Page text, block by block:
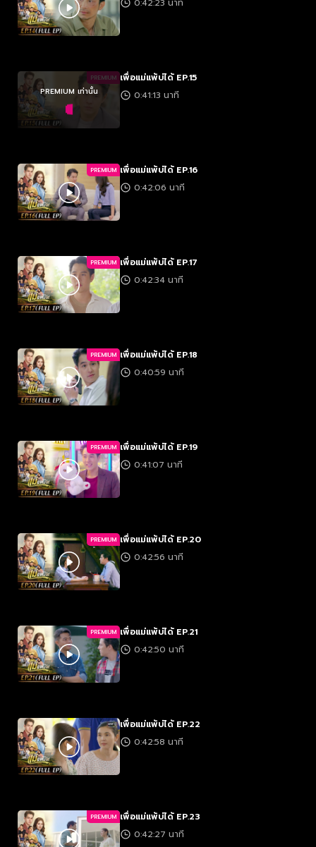
0:42:23 นาที
PREMIUM
PREMIUM เท่านั้น
เพื่อแม่แพ้บ่ได้ EP.15
0:41:13 นาที
PREMIUM เพื่อแม่แพ้บ่ได้ EP.16
0:42:06 นาที
PREMIUM เพื่อแม่แพ้บ่ได้ EP.17
0:42:34 นาที
PREMIUM เพื่อแม่แพ้บ่ได้ EP.18
0:40:59 นาที
PREMIUM เพื่อแม่แพ้บ่ได้ EP.19
0:41:07 นาที
PREMIUM เพื่อแม่แพ้บ่ได้ EP.20
0:42:56 นาที
PREMIUM เพื่อแม่แพ้บ่ได้ EP.21
0:42:50 นาที
เพื่อแม่แพ้บ่ได้ EP.22
0:42:58 นาที
PREMIUM เพื่อแม่แพ้บ่ได้ EP.23
0:42:27 นาที